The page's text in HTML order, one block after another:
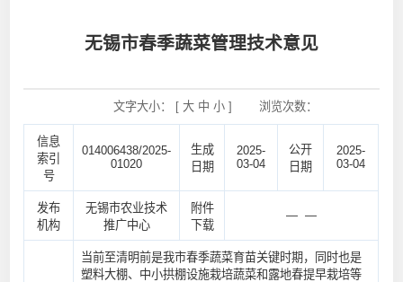
无锡市春季蔬菜管理技术意见
文字大小： [ 大 中 小] 浏览次数：
信息
索引
号
014006438/2025-
01020
生成
日期
2025-
03-04
公开
日期
2025-
03-04
发布
机构
无锡市农业技术
推广中心
附件
下载
— —
当前至清明前是我市春季蔬菜育苗关键时期，同时也是
塑料大棚、中小拱棚设施栽培蔬菜和露地春提早栽培等